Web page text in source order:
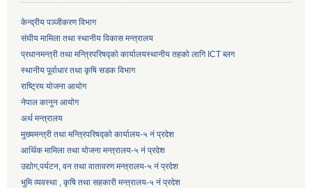
केन्द्रीय पञ्जीकरण विभाग
संघीय मामिला तथा स्थानीय विकास मन्त्रालय
प्रधानमन्त्री तथा मन्त्रिपरिषद्को कार्यालयस्थानीय तहको लागि ICT ब्लग
स्थानीय पूर्वाधार तथा कृषि सडक विभाग
राष्ट्रिय योजना आयोग
नेपाल कानुन आयोग
अर्थ मन्त्रालय
मुख्यमन्त्री तथा मन्त्रिपरिषद्को कार्यालय-५ नं प्रदेश
आर्थिक मामिला तथा योजना मन्त्रालय-५ नं प्रदेश
उद्याेग,पर्यटन, वन तथा वातावरण मन्त्रालय-५ नं प्रदेश
भुमि व्यवस्था , कृषि तथा सहकारी मन्त्रालय-५ नं प्रदेश